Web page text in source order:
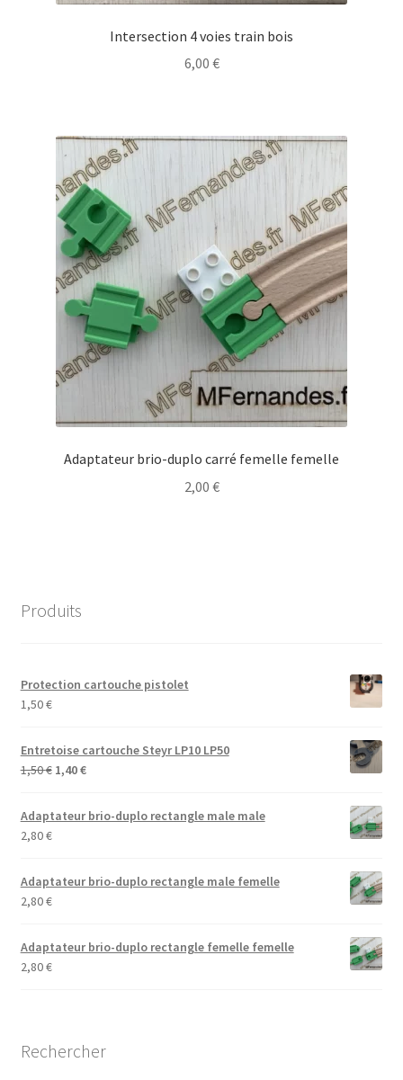
Intersection 4 voies train bois
6,00 €
Adaptateur brio-duplo carré femelle femelle
2,00 €
Produits
Protection cartouche pistolet
1,50€
Entretoise cartouche Steyr LP10 LP50
1,50€ Le
initial
1,40€Le
actuel
Adaptateur brio-duplo rectangle male male
2,80€
Adaptateur brio-duplo rectangle male femelle
2,80€
Adaptateur brio-duplo rectangle femelle femelle
2,80€
Rechercher